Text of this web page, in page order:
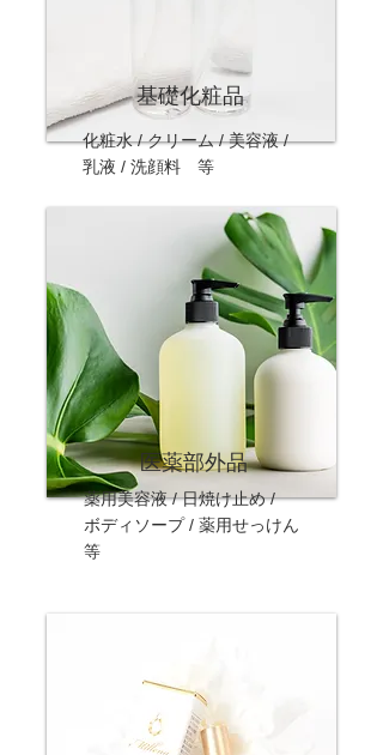
​基礎化粧品
化粧水 / クリーム / 美容液 /
乳液 / 洗顔料 等
医薬部外品
薬用美容液 / 日焼け止め /
ボディソープ / 薬用せっけん
等